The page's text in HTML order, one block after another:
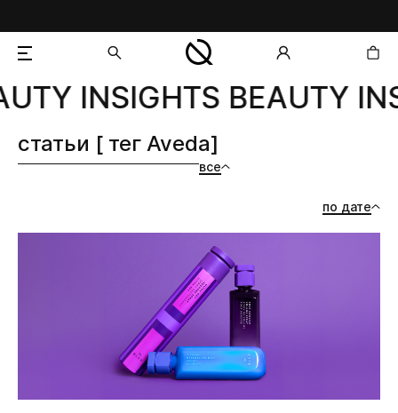
добавлен в корзину
INSIGHTS BEAUTY
все
статьи [ тег Aveda]
по дате